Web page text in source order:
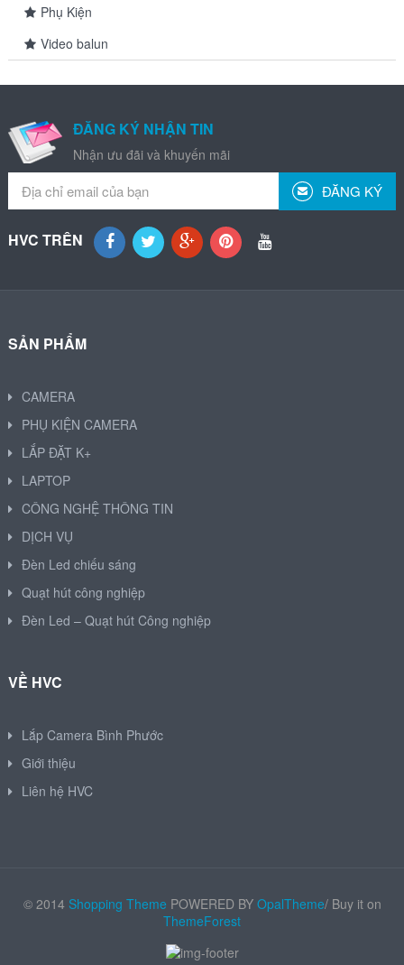
Phụ Kiện
Video balun
ĐĂNG KÝ NHẬN TIN
Nhận ưu đãi và khuyến mãi
ĐĂNG KÝ
HVC TRÊN
SẢN PHẨM
CAMERA
PHỤ KIỆN CAMERA
LẮP ĐẶT K+
LAPTOP
CÔNG NGHỆ THÔNG TIN
DỊCH VỤ
Đèn Led chiếu sáng
Quạt hút công nghiệp
Đèn Led – Quạt hút Công nghiệp
VỀ HVC
Lắp Camera Bình Phước
Giới thiệu
Liên hệ HVC
© 2014 Shopping Theme POWERED BY OpalTheme/ Buy it on
ThemeForest